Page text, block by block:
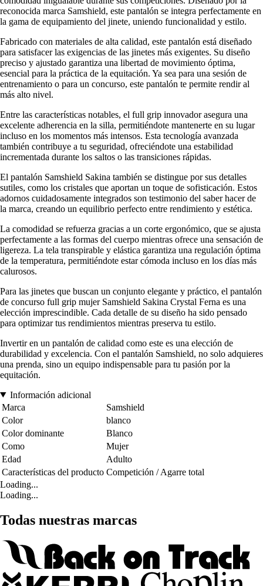
reconocida marca Samshield, este pantalón se integra perfectamente en
la gama de equipamiento del jinete, uniendo funcionalidad y estilo.
Fabricado con materiales de alta calidad, este pantalón está diseñado
para satisfacer las exigencias de las jinetes más exigentes. Su diseño
preciso y ajustado garantiza una libertad de movimiento óptima,
esencial para la práctica de la equitación. Ya sea para una sesión de
entrenamiento o para un concurso, este pantalón te permite rendir al
más alto nivel.
Entre las características notables, el full grip innovador asegura una
excelente adherencia en la silla, permitiéndote mantenerte en su lugar
incluso en los momentos más intensos. Esta tecnología avanzada
también contribuye a tu seguridad, ofreciéndote una estabilidad
incrementada durante los saltos o las transiciones rápidas.
El pantalón Samshield Sakina también se distingue por sus detalles
sutiles, como los cristales que aportan un toque de sofisticación. Estos
adornos cuidadosamente integrados son testimonio del saber hacer de
la marca, creando un equilibrio perfecto entre rendimiento y estética.
La comodidad se refuerza gracias a un corte ergonómico, que se ajusta
perfectamente a las formas del cuerpo mientras ofrece una sensación de
ligereza. La tela transpirable y elástica garantiza una regulación óptima
de la temperatura, permitiéndote estar cómoda incluso en los días más
calurosos.
Para las jinetes que buscan un conjunto elegante y práctico, el pantalón
de concurso full grip mujer Samshield Sakina Crystal Ferna es una
elección imprescindible. Cada detalle de su diseño ha sido pensado
para optimizar tus rendimientos mientras preserva tu estilo.
Invertir en un pantalón de calidad como este es una elección de
durabilidad y excelencia. Con el pantalón Samshield, no solo adquieres
una prenda, sino un equipo indispensable para tu pasión por la
equitación.
Información adicional
Marca
Samshield
Color
blanco
Color dominante
Blanco
Como
Mujer
Edad
Adulto
Características del producto Competición / Agarre total
Loading...
Loading...
Todas nuestras marcas